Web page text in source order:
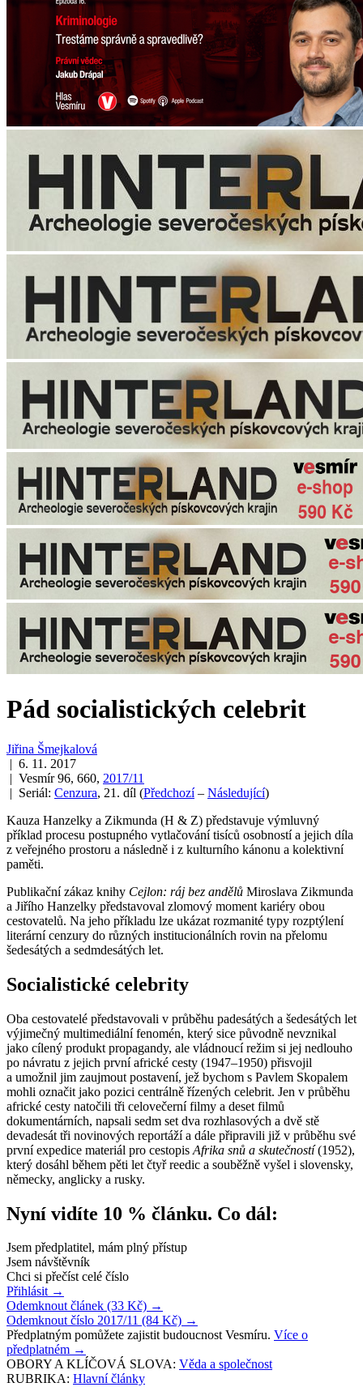
Pád socialistických celebrit
Jiřina Šmejkalová
| 6. 11. 2017
| Vesmír 96, 660, 2017/11
| Seriál: Cenzura, 21. díl (Předchozí– Následující)
Kauza Hanzelky a Zikmunda (H & Z) představuje výmluvný
příklad procesu postupného vytlačování tisíců osobností a jejich díla
z veřejného prostoru a následně i z kulturního kánonu a kolektivní
paměti.
Publikační zákaz knihy Cejlon: ráj bez andělů Miroslava Zikmunda
a Jiřího Hanzelky představoval zlomový moment kariéry obou
cestovatelů. Na jeho příkladu lze ukázat rozmanité typy rozptýlení
literární cenzury do různých institucionálních rovin na přelomu
šedesátých a sedmdesátých let.
Socialistické celebrity
Oba cestovatelé představovali v průběhu padesátých a šedesátých let
výjimečný multimediální fenomén, který sice původně nevznikal
jako cílený produkt propagandy, ale vládnoucí režim si jej nedlouho
po návratu z jejich první africké cesty (1947–1950) přisvojil
a umožnil jim zaujmout postavení, jež bychom s Pavlem Skopalem
mohli označit jako pozici centrálně řízených celebrit. Jen v průběhu
africké cesty natočili tři celovečerní filmy a deset filmů
dokumentárních, napsali sedm set dva rozhlasových a dvě stě
devadesát tři novinových reportáží a dále připravili již v průběhu své
první expedice materiál pro cestopis Afrika snů a skutečností(1952),
který dosáhl během pěti let čtyř reedic a souběžně vyšel i slovensky,
německy, anglicky a rusky.
Nyní vidíte 10 % článku. Co dál:
Jsem předplatitel, mám plný přístup
Jsem návštěvník
Chci si přečíst celé číslo
Přihlásit →
Odemknout článek (33 Kč) →
Odemknout číslo 2017/11 (84 Kč) →
Předplatným pomůžete zajistit budoucnost Vesmíru. Více o
předplatném →
OBORY A KLÍČOVÁ SLOVA: Věda a společnost
RUBRIKA: Hlavní články